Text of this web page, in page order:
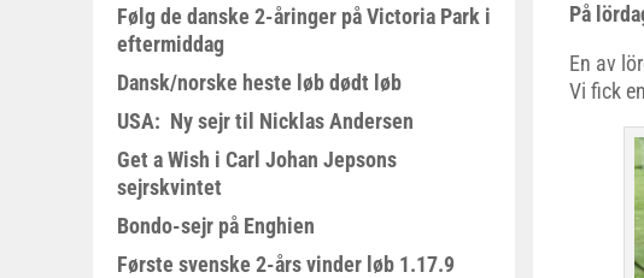
Følg de danske 2-åringer på Victoria Park i
eftermiddag
Dansk/norske heste løb dødt løb
USA: Ny sejr til Nicklas Andersen
Get a Wish i Carl Johan Jepsons
sejrskvintet
Bondo-sejr på Enghien
Første svenske 2-års vinder løb 1.17.9
På
En av
Vi fick